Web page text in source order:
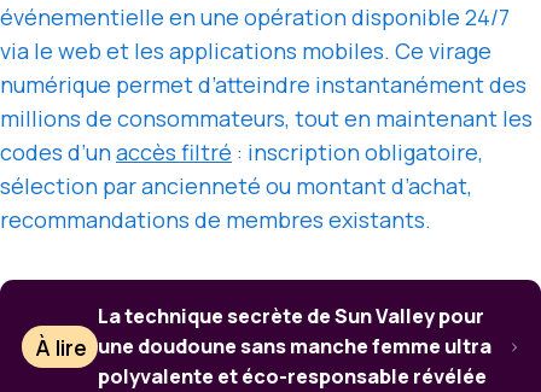
événementielle en une opération disponible 24/7
via le web et les applications mobiles. Ce virage
numérique permet d’atteindre instantanément des
millions de consommateurs, tout en maintenant les
codes d’unaccès filtré : inscription obligatoire,
sélection par ancienneté ou montant d’achat,
recommandations de membres existants.
À lire
La technique secrète de Sun Valley pour
une doudoune sans manche femme ultra
polyvalente et éco-responsable révélée